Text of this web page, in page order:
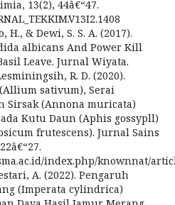
13(2), 44â€“47.
H., & Dewi, S. S. A. (2017).
albicans And Power Kill
Leave. Jurnal Wiyata.
R. D. (2020).
sativum), Serai
Sirsak (Annona muricata)
Kutu Daun (Aphis gossypll)
frutescens). Jurnal Sains
index.php/knownnat/
A. (2022). Pengaruh
(Imperata cylindrica)